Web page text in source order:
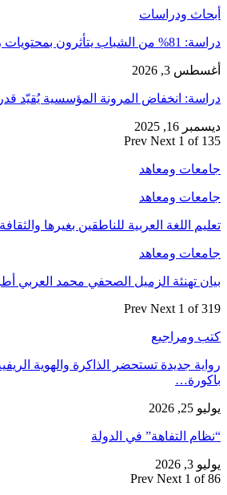
أبحاث ودراسات
دراسة: 81% من الشباب يتأثرون بمحتويات رقمية تشجع على…
أغسطس 3, 2026
دراسة: انخفاض المرونة المؤسسية يُقيّد
ديسمبر 16, 2025
Prev Next 1 of 135
جامعات ومعاهد
جامعات ومعاهد
تعليم اللغة العربية للناطقين بغيرها
جامعات ومعاهد
بيان تهنئة الزميل الصحفي محمد العربي
Prev Next 1 of 319
كتب ومراجيع
رواية جديدة تستحضر الذاكرة والهوية
باكورة…
يوليو 25, 2026
“نظام التفاهة” في الدولة
يوليو 3, 2026
Prev Next 1 of 86